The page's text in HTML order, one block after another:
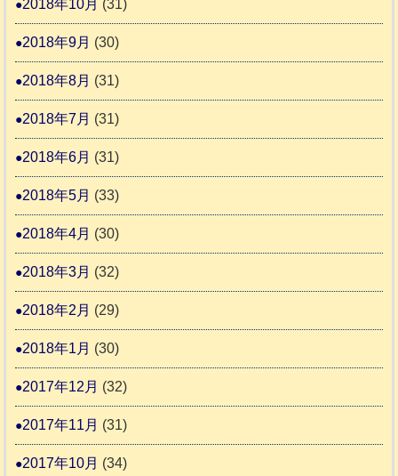
2018年10月 (31)
2018年9月 (30)
2018年8月 (31)
2018年7月 (31)
2018年6月 (31)
2018年5月 (33)
2018年4月 (30)
2018年3月 (32)
2018年2月 (29)
2018年1月 (30)
2017年12月 (32)
2017年11月 (31)
2017年10月 (34)